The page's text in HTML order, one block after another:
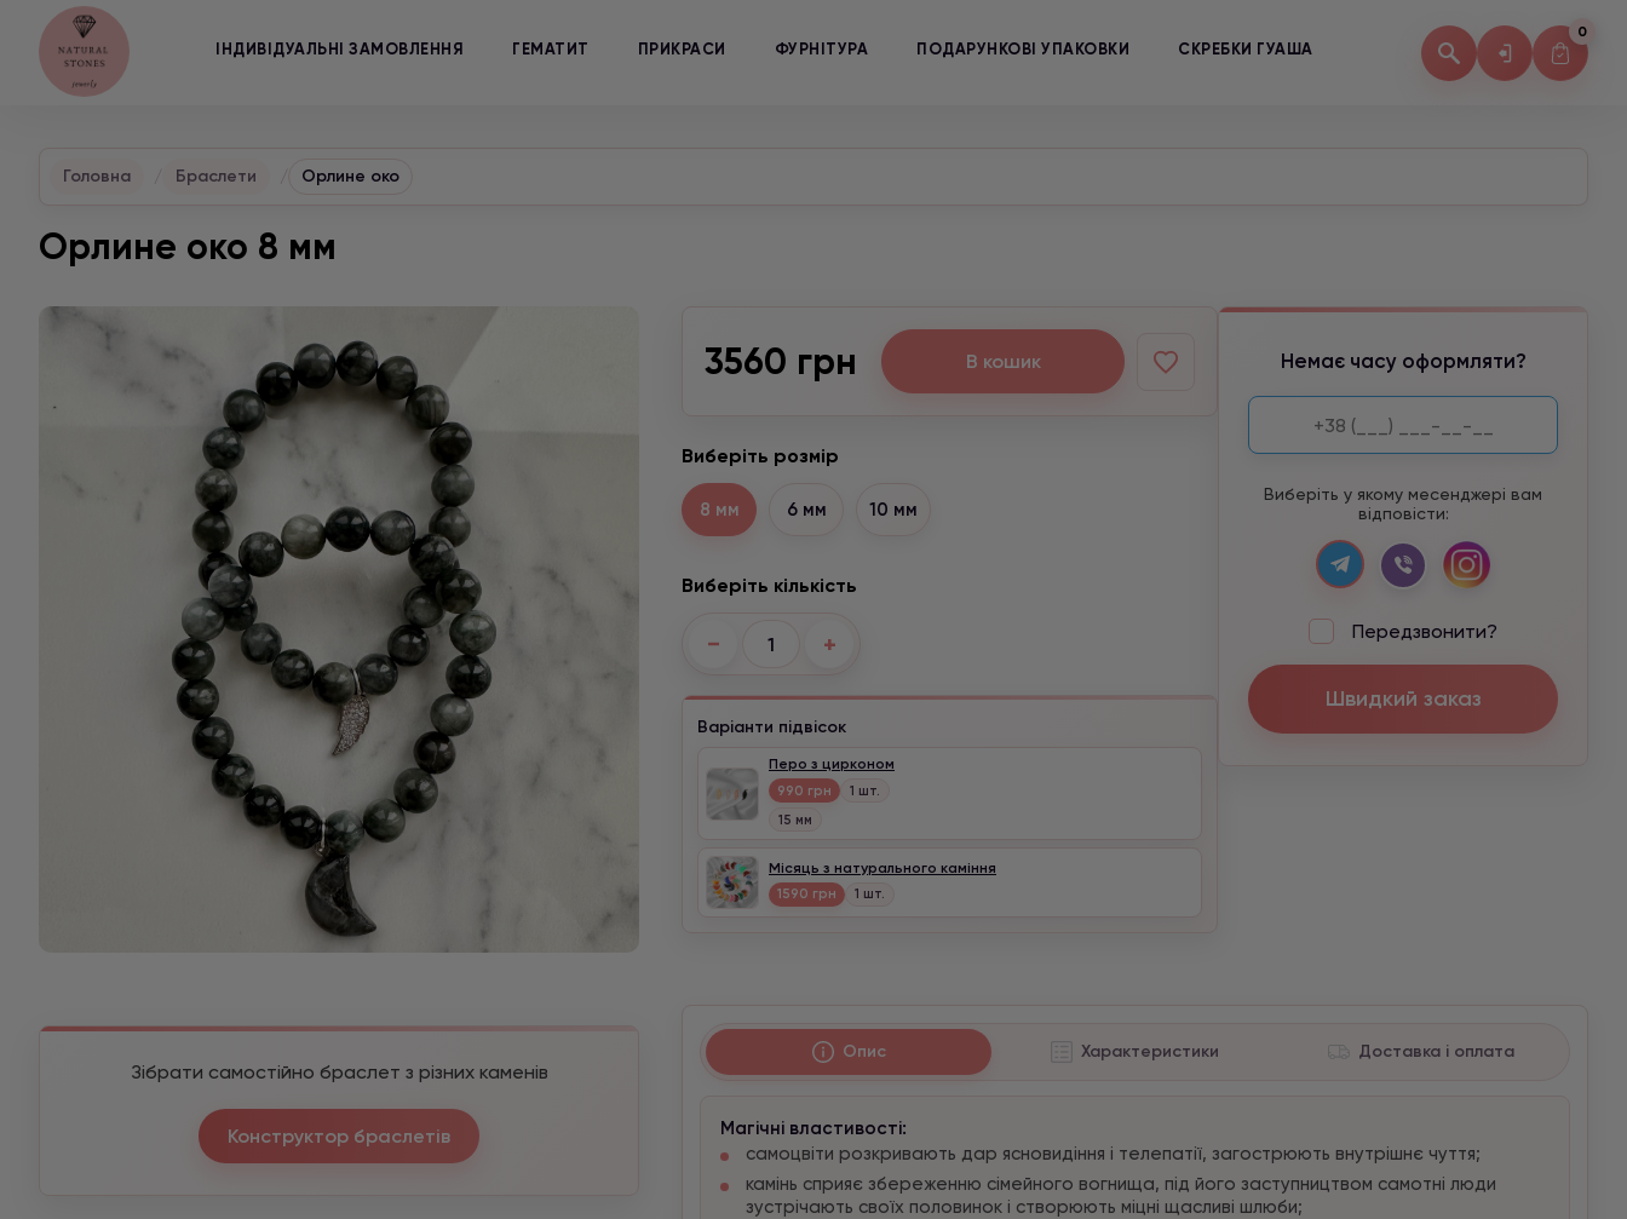
ІНДИВІДУАЛЬНІ ЗАМОВЛЕННЯ ГЕМАТИТ ПРИКРАСИ ФУРНІТУРА ПОДАРУНКОВІ УПАКОВКИ СКРЕБКИ ГУАША
0
Головна Браслети Орлине око
Орлине око 8 мм
Зібрати самостійно браслет з різних каменів
Конструктор браслетів
3560 грн В кошик
Виберіть розмір
8 мм 6 мм 10 мм
Виберіть кількість
− +
Варіанти підвісок
Перо з цирконом
990 грн
1 шт.
15 мм
Місяць з натурального каміння
1590 грн 1 шт.
Немає часу оформляти?
Виберіть у якому месенджері вам
відповісти:
Передзвонити?
Швидкий заказ
Опис Характеристики Доставка і оплата
Магічні властивості:
самоцвіти розкривають дар ясновидіння і телепатії, загострюють внутрішнє чуття;
камінь сприяє збереженню сімейного вогнища, під його заступництвом самотні люди
зустрічають своїх половинок і створюють міцні щасливі шлюби;